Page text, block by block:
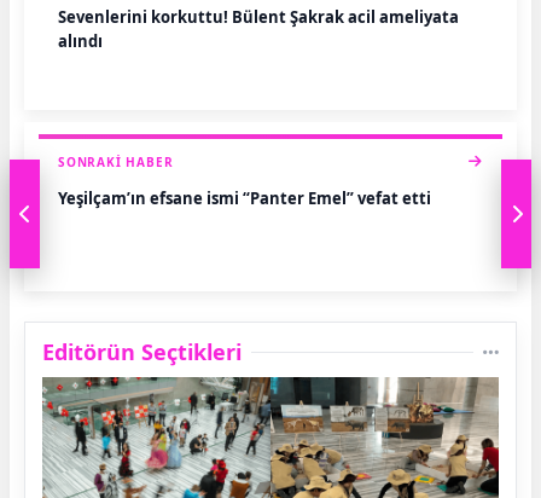
Sevenlerini korkuttu! Bülent Şakrak acil ameliyata
alındı
SONRAKI HABER
Yeşilçam’ın efsane ismi “Panter Emel” vefat etti
Editörün Seçtikleri